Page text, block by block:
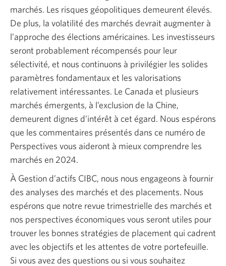
marchés. Les risques géopolitiques demeurent élevés.
De plus, la volatilité des marchés devrait augmenter à
l’approche des élections américaines. Les investisseurs
seront probablement récompensés pour leur
sélectivité, et nous continuons à privilégier les solides
paramètres fondamentaux et les valorisations
relativement intéressantes. Le Canada et plusieurs
marchés émergents, à l’exclusion de la Chine,
demeurent dignes d’intérêt à cet égard. Nous espérons
que les commentaires présentés dans ce numéro de
Perspectives vous aideront à mieux comprendre les
marchés en 2024.
À Gestion d’actifs CIBC, nous nous engageons à fournir
des analyses des marchés et des placements. Nous
espérons que notre revue trimestrielle des marchés et
nos perspectives économiques vous seront utiles pour
trouver les bonnes stratégies de placement qui cadrent
avec les objectifs et les attentes de votre portefeuille.
Si vous avez des questions ou si vous souhaitez